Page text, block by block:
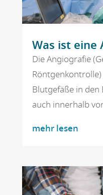
Was ist eine
Die Angiografie
Blutgefäße in den
auch innerhalb
mehr lesen